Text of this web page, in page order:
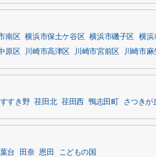
南区 横浜市保土ケ谷区 横浜市磯子区 横浜
原区 川崎市高津区 川崎市宮前区 川崎市麻
すすき野 荏田北 荏田西 鴨志田町 さつきが
台 田奈 恩田 こどもの国